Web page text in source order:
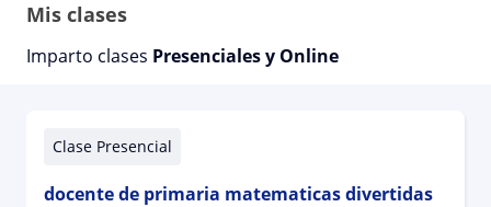
Mis clases
Imparto clases Presenciales y Online
Clase Presencial
docente de primaria matematicas divertidas